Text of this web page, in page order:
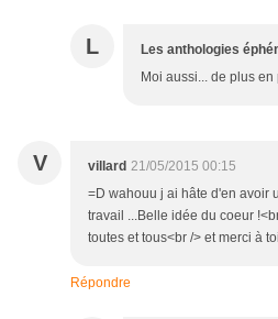
L Les anthologies
Moi aussi... de plus en
V villard 21/05/2015 00:15
=D wahouu j ai hâte d'en avoir
travail ...Belle idée du coeur
toutes et tous<br /> et merci à
Répondre